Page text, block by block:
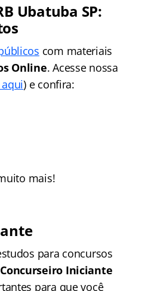
Ubatuba SP:
com materiais
Online. Acesse nossa
) e confira:
mais!
para concursos
Iniciante
para que você